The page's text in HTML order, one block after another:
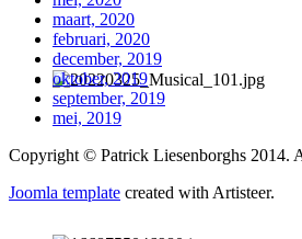
maart, 2020
februari, 2020
december, 2019
oktober, 2019
september, 2019
mei, 2019
Copyright © Patrick Liesenborghs 2014.
Joomla template created with Artisteer.